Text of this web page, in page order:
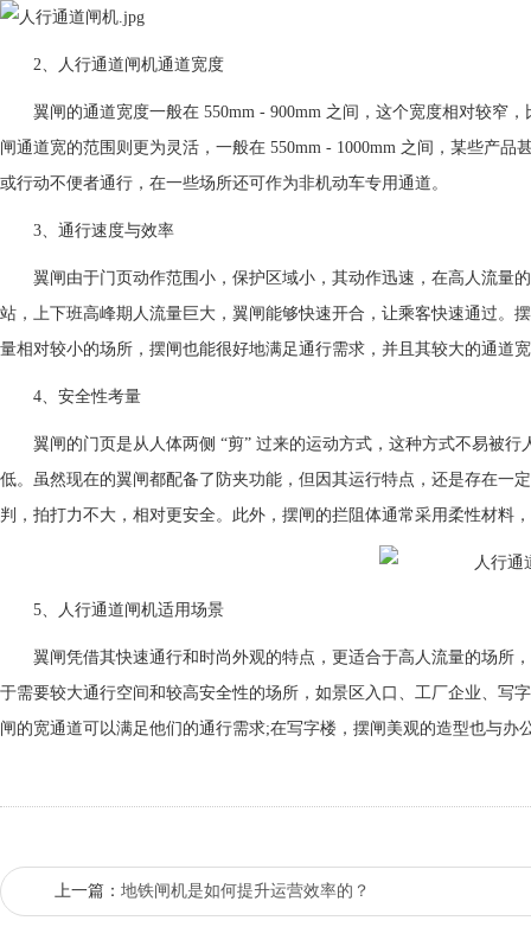
2、人行通道闸机通道宽度
翼闸的通道宽度一般在 550mm - 900mm 之间，这个宽度相对较窄
闸通道宽的范围则更为灵活，一般在 550mm - 1000mm 之间，某些产
或行动不便者通行，在一些场所还可作为非机动车专用通道。
3、通行速度与效率
翼闸由于门页动作范围小，保护区域小，其动作迅速，在高人流量
站，上下班高峰期人流量巨大，翼闸能够快速开合，让乘客快速通过。
量相对较小的场所，摆闸也能很好地满足通行需求，并且其较大的通道
4、安全性考量
翼闸的门页是从人体两侧 “剪” 过来的运动方式，这种方式不易被行
低。虽然现在的翼闸都配备了防夹功能，但因其运行特点，还是存在一
判，拍打力不大，相对更安全。此外，摆闸的拦阻体通常采用柔性材料
5、人行通道闸机适用场景
翼闸凭借其快速通行和时尚外观的特点，更适合于高人流量的场所
于需要较大通行空间和较高安全性的场所，如景区入口、工厂企业、写
闸的宽通道可以满足他们的通行需求;在写字楼，摆闸美观的造型也与办
上一篇： 地铁闸机是如何提升运营效率的？